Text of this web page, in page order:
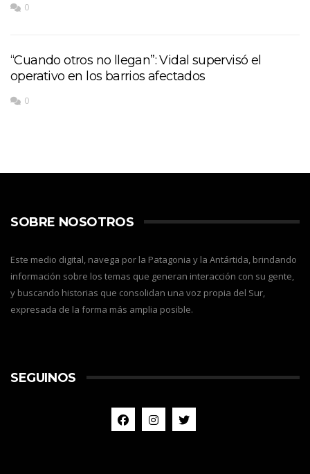
0
“Cuando otros no llegan”: Vidal supervisó el
operativo en los barrios afectados
0
SOBRE NOSOTROS
Este medio digital, navega por la Patagonia y la Antártida, brindando
información sobre los temas que generan interacción con su gente,
y buscando historias que consolidan una voz propia del Sur,
expresada de la forma más amplia posible.
SEGUINOS